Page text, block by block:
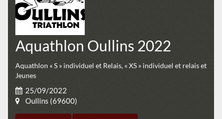
Aquathlon Oullins 2022
Aquathlon « S » individuel et Relais, « XS » individuel et relais et
Jeunes
25/09/2022
Oullins (69600)